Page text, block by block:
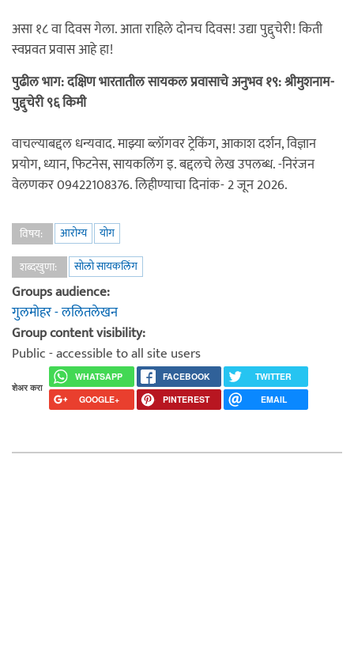
असा १८ वा दिवस गेला. आता राहिले दोनच दिवस! उद्या पुद्दुचेरी! किती
स्वप्नवत प्रवास आहे हा!
पुढील भाग: दक्षिण भारतातील सायकल प्रवासाचे अनुभव १९: श्रीमुशनाम-
पुद्दुचेरी ९६ किमी
वाचल्याबद्दल धन्यवाद. माझ्या ब्लॉगवर ट्रेकिंग, आकाश दर्शन, विज्ञान
प्रयोग, ध्यान, फिटनेस, सायकलिंग इ. बद्दलचे लेख उपलब्ध. -निरंजन
वेलणकर 09422108376. लिहीण्याचा दिनांक- 2 जून 2026.
विषय: आरोग्य
योग
शब्दखुणा:
सोलो सायकलिंग
Groups audience:
गुलमोहर - ललितलेखन
Group content visibility:
Public - accessible to all site users
शेअर करा
WHATSAPP FACEBOOK
TWITTER
GOOGLE+
PINTEREST EMAIL